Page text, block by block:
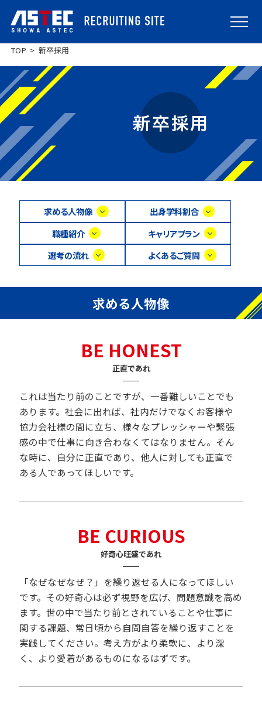
TOP 新卒採用
求める人物像
出身学科割合
職種紹介
キャリアプラン
選考の流れ
よくあるご質問
求める人物像
BE HONEST
正直であれ
これは当たり前のことですが、一番難しいことでも
あります。社会に出れば、社内だけでなくお客様や
協力会社様の間に立ち、様々なプレッシャーや緊張
感の中で仕事に向き合わなくてはなりません。そん
な時に、自分に正直であり、他人に対しても正直で
ある人であってほしいです。
BE CURIOUS
好奇心旺盛であれ
「なぜなぜなぜ？」を繰り返せる人になってほしい
です。その好奇心は必ず視野を広げ、問題意識を高め
ます。世の中で当たり前とされていることや仕事に
関する課題、常日頃から自問自答を繰り返すことを
実践してください。考え方がより柔軟に、より深
く、より愛着があるものになるはずです。